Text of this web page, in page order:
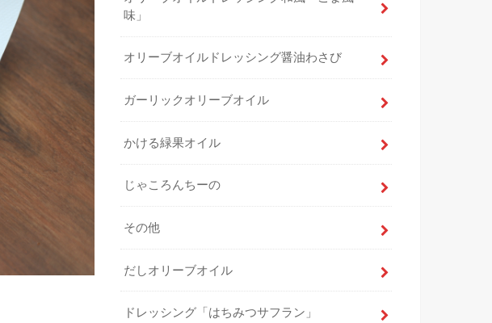
味」
オリーブオイルドレッシング醤油わさび
ガーリックオリーブオイル
かける緑果オイル
じゃころんちーの
その他
だしオリーブオイル
ドレッシング「はちみつサフラン」